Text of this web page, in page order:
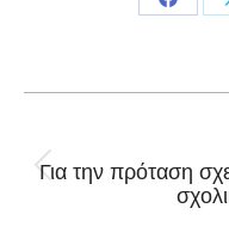
Share
navigation
Για την πρόταση